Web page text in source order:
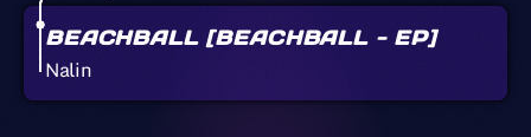
BEACHBALL [BEACHBALL - EP]
Nalin